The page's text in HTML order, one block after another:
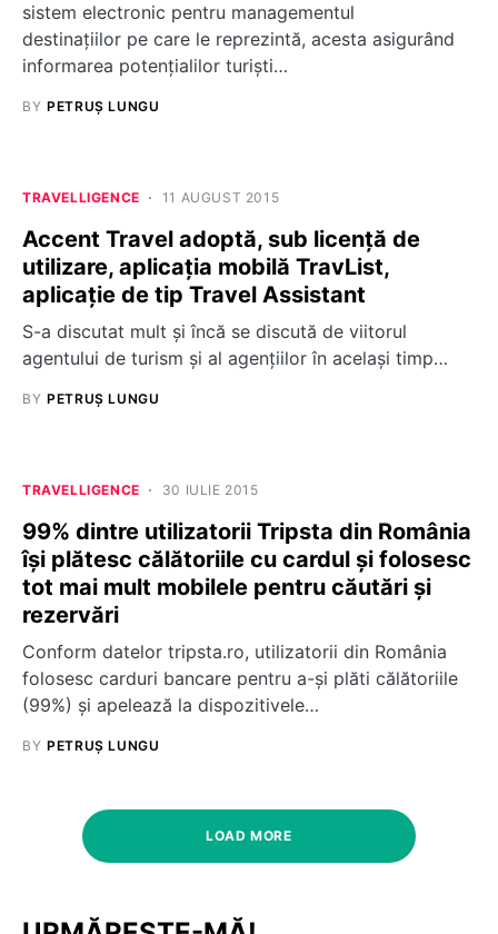
sistem electronic pentru managementul
destinațiilor pe care le reprezintă, acesta asigurând
informarea potențialilor turiști…
BY PETRUȘ LUNGU
TRAVELLIGENCE 11 AUGUST 2015
Accent Travel adoptă, sub licență de
utilizare, aplicația mobilă TravList,
aplicație de tip Travel Assistant
S-a discutat mult și încă se discută de viitorul
agentului de turism și al agențiilor în același timp…
BY PETRUȘ LUNGU
TRAVELLIGENCE 30 IULIE 2015
99% dintre utilizatorii Tripsta din România
își plătesc călătoriile cu cardul și folosesc
tot mai mult mobilele pentru căutări și
rezervări
Conform datelor tripsta.ro, utilizatorii din România
folosesc carduri bancare pentru a-și plăti călătoriile
(99%) și apelează la dispozitivele…
BY PETRUȘ LUNGU
LOAD MORE